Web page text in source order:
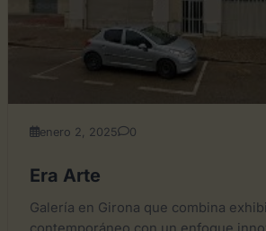
enero 2, 2025 0
Era Arte
Galería en Girona que combina